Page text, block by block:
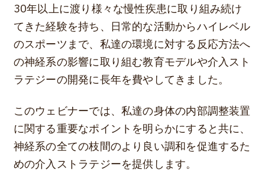
30年以上に渡り様々な慢性疾患に取り組み続け
てきた経験を持ち、日常的な活動からハイレベル
のスポーツまで、私達の環境に対する反応方法へ
の神経系の影響に取り組む教育モデルや介入スト
ラテジーの開発に長年を費やしてきました。
このウェビナーでは、私達の身体の内部調整装置
に関する重要なポイントを明らかにすると共に、
神経系の全ての枝間のより良い調和を促進するた
めの介入ストラテジーを提供します。